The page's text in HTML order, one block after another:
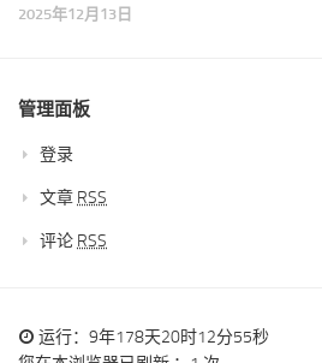
2025年12月13日
管理面板
登录
文章 RSS
评论 RSS
运行：9年178天20时12分55秒